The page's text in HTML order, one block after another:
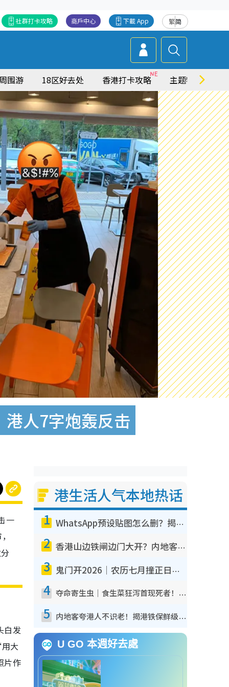
繁简
下載 App
商戶中心
社群打卡攻略
围游 18区好去处 香港打卡攻略 主题特集
人7字炮轰反击
一
白发
大
片作
港生活人气本地热话
1 WhatsApp预设贴图怎么删？揭秘1招“反向操作”还原简洁界面 附3步实测教程
2 香港山边铁闸边门大开？内地客困惑意义何在！网友神回复：这种叫法理性防御
3 鬼门开2026｜农历七月撞正日全食特别邪？专家警告切忌做一事！揭4大禁忌+2招保平安
4 夺命寄生虫｜食生菜狂泻首现死者！疫潮恶化录1.8万宗病例 揭洗菜3大谬误
5 内地客夸港人不识老！揭港铁保鲜级冷气 港人求放过：别投诉
U GO 本週好去處